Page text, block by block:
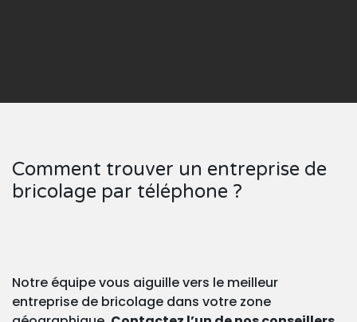
Comment trouver un entreprise de
bricolage par téléphone ?
Notre équipe vous aiguille vers le meilleur
entreprise de bricolage dans votre zone